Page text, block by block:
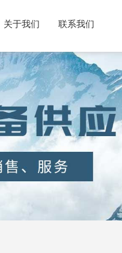
关于我们 联系我们